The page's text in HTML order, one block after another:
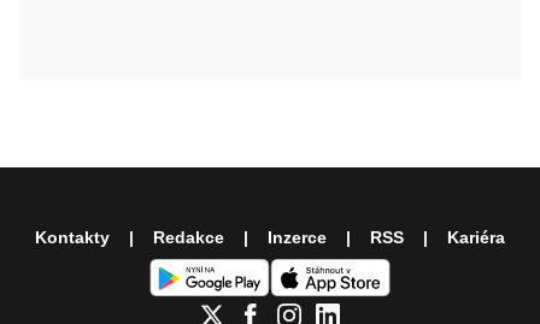
Kontakty Redakce Inzerce RSS Kariéra